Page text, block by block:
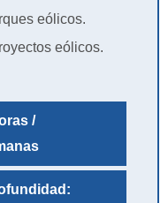
eólicos.
eólicos.
/